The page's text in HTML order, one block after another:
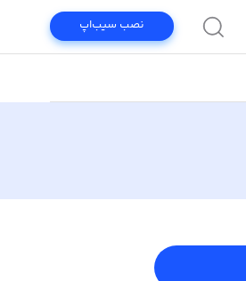
نصب سیب‌اپ